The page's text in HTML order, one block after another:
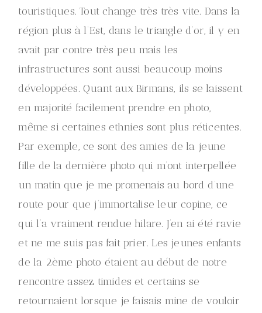
touristiques. Tout change très très vite. Dans la
région plus à l’Est, dans le triangle d’or, il y en
avait par contre très peu mais les
infrastructures sont aussi beaucoup moins
développées. Quant aux Birmans, ils se laissent
en majorité facilement prendre en photo,
même si certaines ethnies sont plus réticentes.
Par exemple, ce sont des amies de la jeune
fille de la dernière photo qui m’ont interpellée
un matin que je me promenais au bord d’une
route pour que j’immortalise leur copine, ce
qui l’a vraiment rendue hilare. J’en ai été ravie
et ne me suis pas fait prier. Les jeunes enfants
de la 2ème photo étaient au début de notre
rencontre assez timides et certains se
retournaient lorsque je faisais mine de vouloir